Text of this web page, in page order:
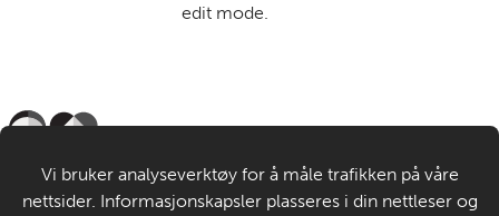
edit mode.
Vi bruker analyseverktøy for å måle trafikken på våre
nettsider. Informasjonskapsler plasseres i din nettleser og